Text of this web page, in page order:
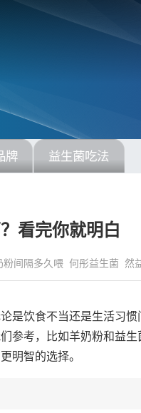
牌 益生菌吃法
看完你就明白
粉间隔多久喂 何彤益生菌 然
是饮食不当还是生活习
参考，比如羊奶粉和益
明智的选择。